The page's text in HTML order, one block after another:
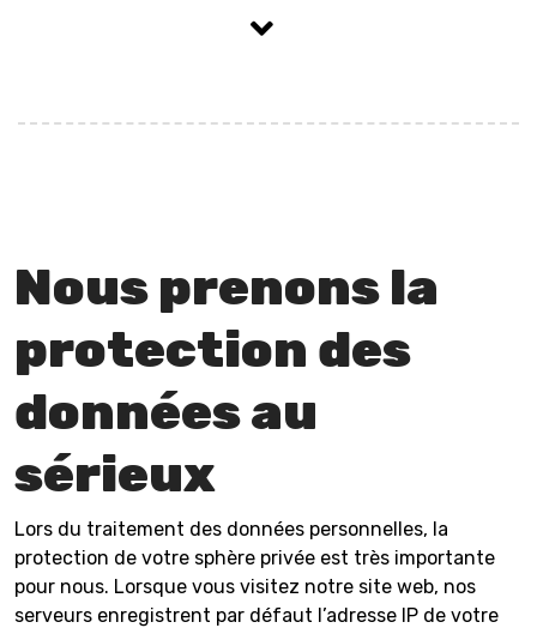
Nous prenons la
protection des
données au
sérieux
Lors du traitement des données personnelles, la
protection de votre sphère privée est très importante
pour nous. Lorsque vous visitez notre site web, nos
serveurs enregistrent par défaut l’adresse IP de votre